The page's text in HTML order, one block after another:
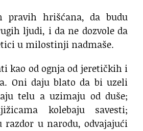
pravih hrišćana, da budu
ljudi, i da ne dozvole da
u milostinji nadmaše.
kao od ognja od jeretičkih i
Oni daju blato da bi uzeli
telu a uzimaju od duše;
kolebaju savesti;
razdor u narodu, odvajajući